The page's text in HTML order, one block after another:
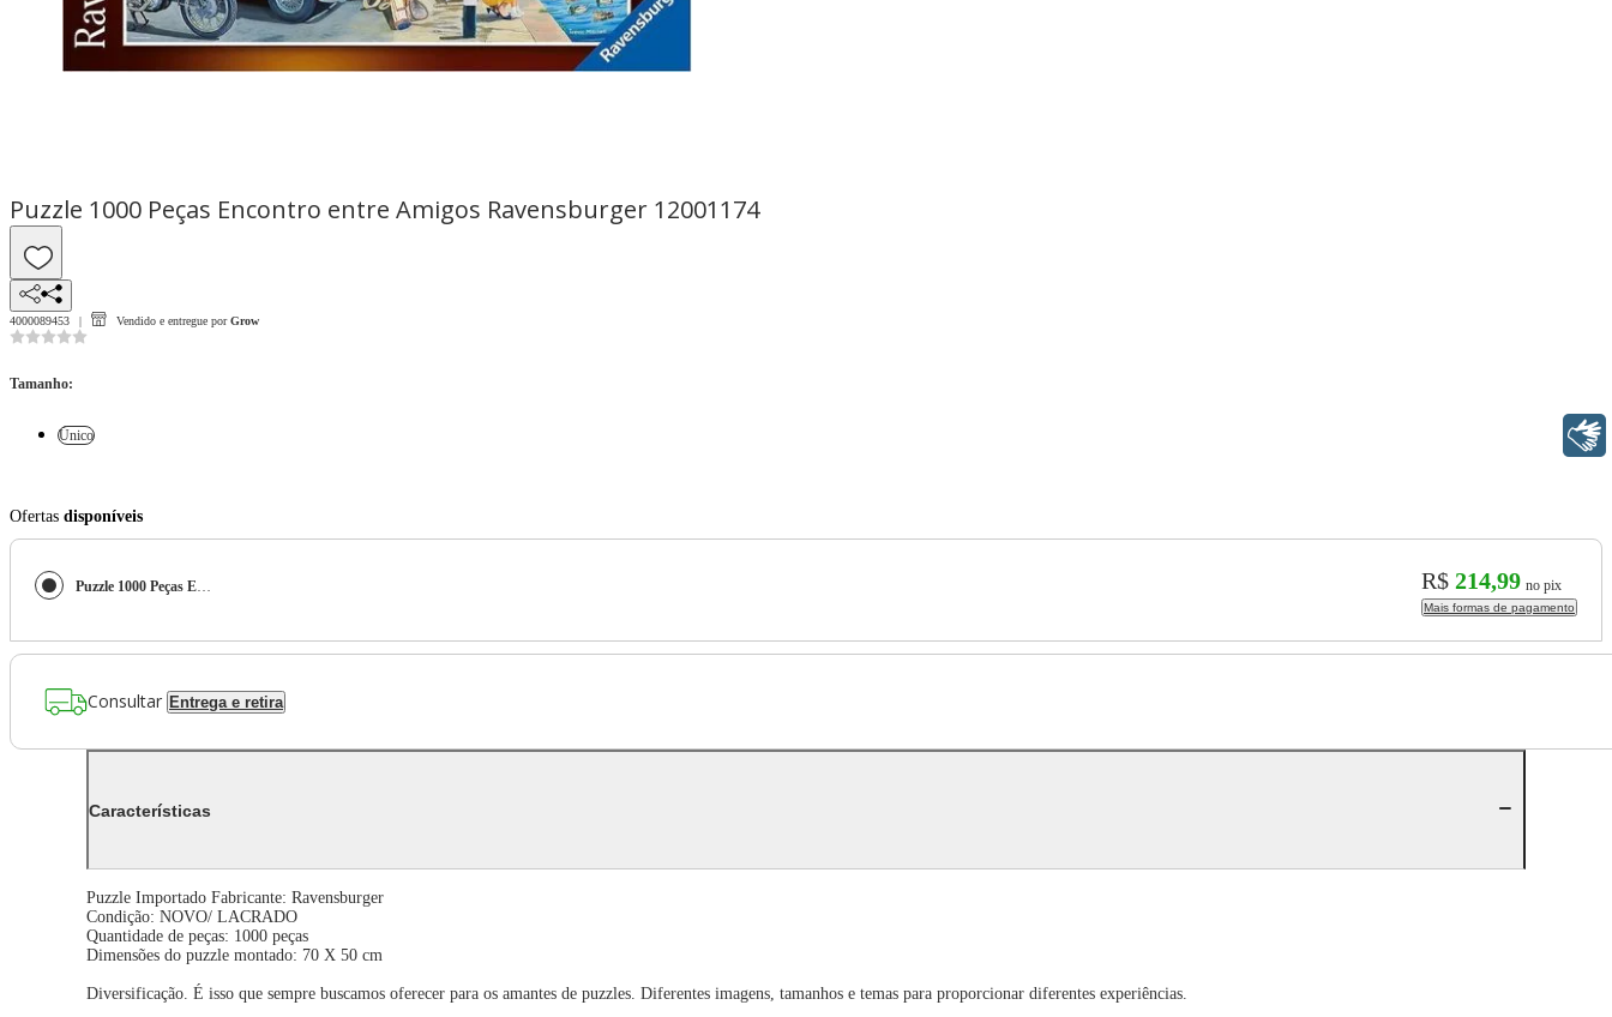
Puzzle 1000 Peças Encontro entre Amigos Ravensburger 12001174
4000089453 Vendido e entregue por Grow
Tamanho:
Único
Ofertas disponíveis
Puzzle 1000 Peças Encontro entre Amigos Ravensburger 12001174 R$ 214,99 no pix
Mais formas de pagamento
Consultar Entrega e retira
Características
Puzzle Importado Fabricante: Ravensburger
Condição: NOVO/ LACRADO
Quantidade de peças: 1000 peças
Dimensões do puzzle montado: 70 X 50 cm
Diversificação. É isso que sempre buscamos oferecer para os amantes de puzzles. Diferentes imagens, tamanhos e temas para proporcionar diferentes experiências.